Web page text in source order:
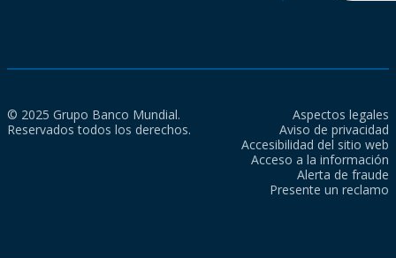
© 2025 Grupo Banco Mundial.
Reservados todos los derechos.
Aspectos legales
Aviso de privacidad
Accesibilidad del sitio web
Acceso a la información
Alerta de fraude
Presente un reclamo